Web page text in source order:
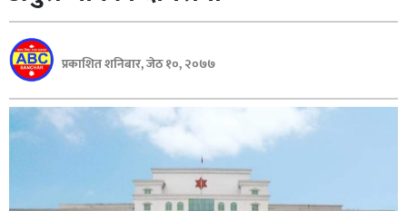
रसरङ्ग
यौन/
स्वास्थ्य
भिडियो
प्रकाशित शनिबार, जेठ १०, २०७७